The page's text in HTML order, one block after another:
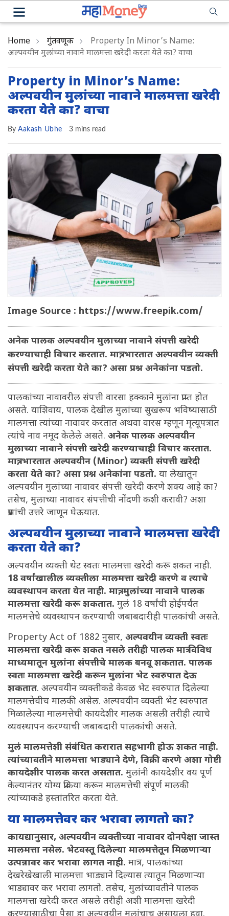
Home गुंतवणूक
Property In Minor’s Name:
अल्पवयीन मुलांच्या नावाने मालमत्ता खरेदी करता येते का? वाचा
Property in Minor’s Name:
अल्पवयीन मुलांच्या नावाने मालमत्ता खरेदी
करता येते का? वाचा
By Aakash Ubhe 3 mins read
Image Source : https://www.freepik.com/
अनेक पालक अल्पवयीन मुलाच्या नावाने संपत्ती खरेदी
करण्याचाही विचार करतात. मात्र, भारतात अल्पवयीन व्यक्ती
संपत्ती खरेदी करता येते का? असा प्रश्न अनेकांना पडतो.
पालकांच्या नावावरील संपत्ती वारसा हक्काने मुलांना प्राप्त होत
असते. याशिवाय, पालक देखील मुलांच्या सुखरूप भविष्यासाठी
मालमत्ता त्यांच्या नावावर करतात अथवा वारस म्हणून मृत्यूपत्रात
त्यांचे नाव नमूद केलेले असते. अनेक पालक अल्पवयीन
मुलाच्या नावाने संपत्ती खरेदी करण्याचाही विचार करतात.
मात्र, भारतात अल्पवयीन (Minor) व्यक्ती संपत्ती खरेदी
करता येते का? असा प्रश्न अनेकांना पडतो. या लेखातून
अल्पवयीन मुलांच्या नावावर संपत्ती खरेदी करणे शक्य आहे का?
तसेच, मुलाच्या नावावर संपत्तीची नोंदणी कशी करावी? अशा
प्रश्नांची उत्तरे जाणून घेऊयात.
अल्पवयीन मुलाच्या नावाने मालमत्ता खरेदी
करता येते का?
अल्पवयीन व्यक्ती थेट स्वतः मालमत्ता खरेदी करू शकत नाही.
18 वर्षांखालील व्यक्तीला मालमत्ता खरेदी करणे व त्याचे
व्यवस्थापन करता येत नाही. मात्र, मुलांच्या नावाने पालक
मालमत्ता खरेदी करू शकतात. मुलं 18 वर्षांची होईपर्यंत
मालमत्तेचे व्यवस्थापन करण्याची जबाबदारीही पालकांची असते.
Property Act of 1882 नुसार, अल्पवयीन व्यक्ती स्वतः
मालमत्ता खरेदी करू शकत नसले तरीही पालक मात्र विविध
माध्यमातून मुलांना संपत्तीचे मालक बनवू शकतात. पालक
स्वतः मालमत्ता खरेदी करून मुलांना भेट स्वरुपात देऊ
शकतात. अल्पवयीन व्यक्तीकडे केवळ भेट स्वरुपात दिलेल्या
मालमत्तेचीच मालकी असेल. अल्पवयीन व्यक्ती भेट स्वरुपात
मिळालेल्या मालमत्तेची कायदेशीर मालक असली तरीही त्याचे
व्यवस्थापन करण्याची जबाबदारी पालकांची असते.
मुलं मालमत्तेशी संबंधित करारात सहभागी होऊ शकत नाही.
त्यांच्यावतीने मालमत्ता भाड्याने देणे, विक्री करणे अशा गोष्टी
कायदेशीर पालक करत असतात. मुलांनी कायदेशीर वय पूर्ण
केल्यानंतर योग्य प्रक्रिया करून मालमत्तेची संपूर्ण मालकी
त्यांच्याकडे हस्तांतरित करता येते.
या मालमत्तेवर कर भरावा लागतो का?
कायद्यानुसार, अल्पवयीन व्यक्तीच्या नावावर दोनपेक्षा जास्त
मालमत्ता नसेल. भेटवस्तू दिलेल्या मालमत्तेतून मिळणाऱ्या
उत्पन्नावर कर भरावा लागत नाही. मात्र, पालकांच्या
देखरेखेखाली मालमत्ता भाड्याने दिल्यास त्यातून मिळणाऱ्या
भाड्यावर कर भरावा लागतो. तसेच, मुलांच्यावतीने पालक
मालमत्ता खरेदी करत असले तरीही अशी मालमत्ता खरेदी